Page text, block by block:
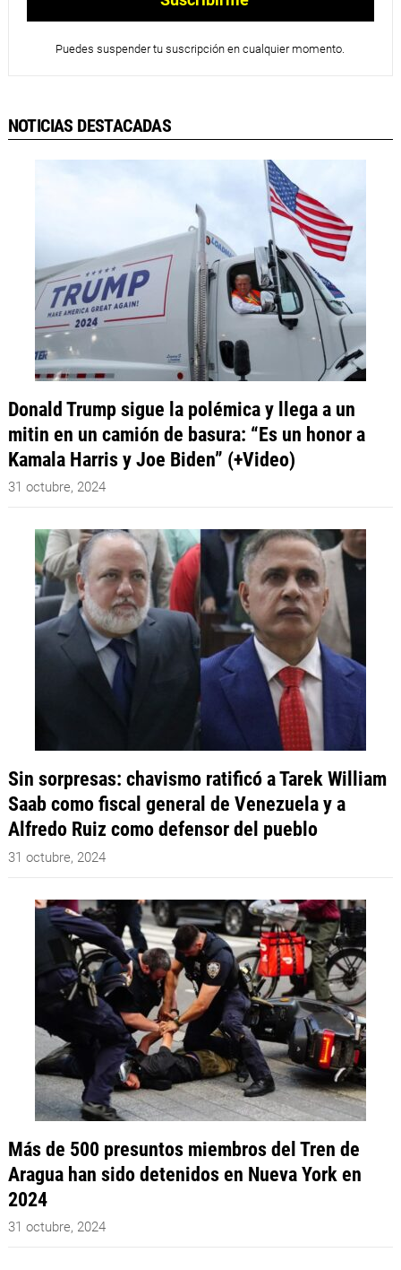
Puedes suspender tu suscripción en cualquier momento.
NOTICIAS DESTACADAS
Donald Trump sigue la polémica y llega a un
mitin en un camión de basura: “Es un honor a
Kamala Harris y Joe Biden” (+Video)
31 octubre, 2024
Sin sorpresas: chavismo ratificó a Tarek William
Saab como fiscal general de Venezuela y a
Alfredo Ruiz como defensor del pueblo
31 octubre, 2024
Más de 500 presuntos miembros del Tren de
Aragua han sido detenidos en Nueva York en
2024
31 octubre, 2024